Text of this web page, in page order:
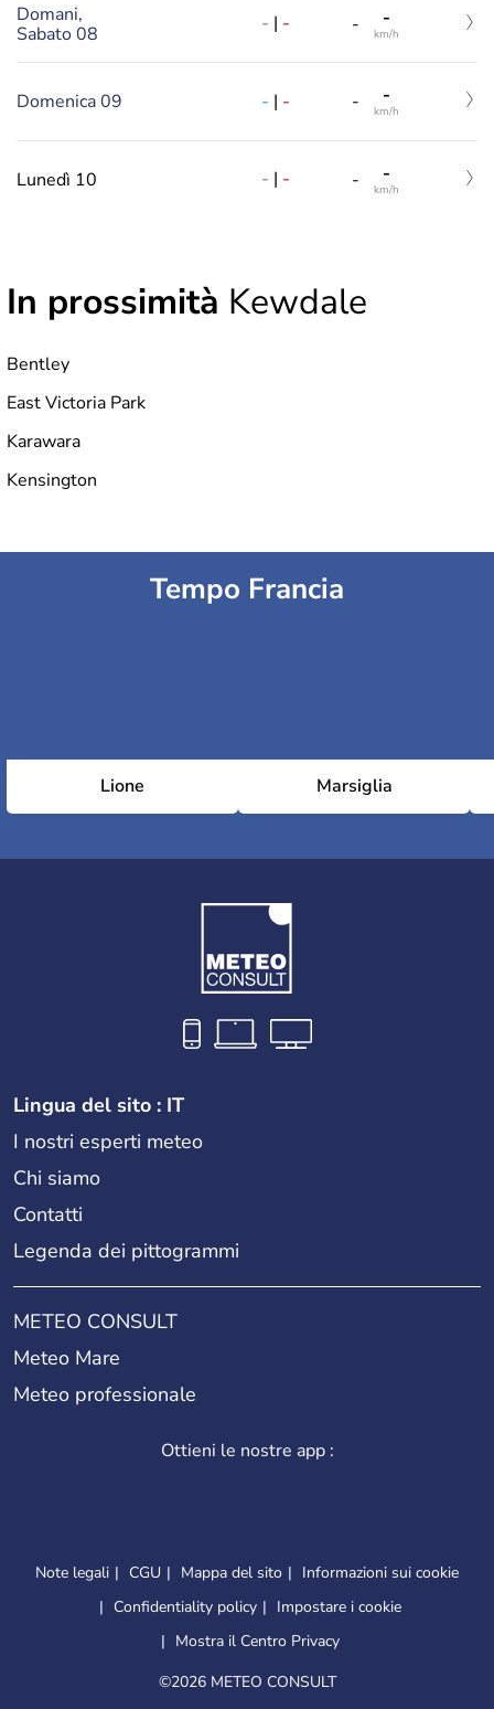
Domani,
Sabato 08
- | - - -
km/h
Domenica 09 - | - - -
km/h
Lunedì 10 - | - - -
km/h
In prossimità Kewdale
Bentley
East Victoria Park
Karawara
Kensington
Tempo Francia
Lione Marsiglia
Lingua del sito : IT
I nostri esperti meteo
Chi siamo
Contatti
Legenda dei pittogrammi
METEO CONSULT
Meteo Mare
Meteo professionale
Ottieni le nostre app :
Note legali CGU Mappa del sito
Informazioni sui cookie
Confidentiality policy
Impostare i cookie
Mostra il Centro Privacy
©2026 METEO CONSULT